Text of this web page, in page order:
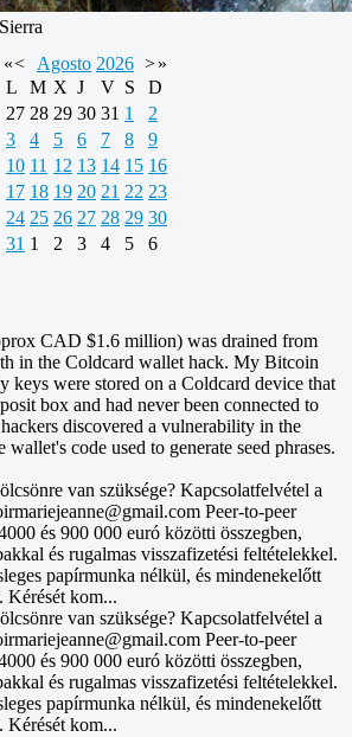
«< Agosto 2026 >»
L
M X J V S
D
27 28 29 30 31 1
2
3
4 5 6 7 8
9
10 11 12 13 14 15 16
17 18 19 20 21 22 23
24 25 26 27 28 29 30
31 1 2 3 4 5 6
CAD $1.6 million) was drained from
in the Coldcard wallet hack. My Bitcoin
keys were stored on a Coldcard device that
box and had never been connected to
discovered a vulnerability in the
code used to generate seed phrases.
van szüksége? Kapcsolatfelvétel a
Peer-to-peer
és 900 000 euró közötti összegben,
és rugalmas visszafizetési feltételekkel.
papírmunka nélkül, és mindenekelőtt
Kérését kom...
van szüksége? Kapcsolatfelvétel a
Peer-to-peer
és 900 000 euró közötti összegben,
és rugalmas visszafizetési feltételekkel.
papírmunka nélkül, és mindenekelőtt
Kérését kom...